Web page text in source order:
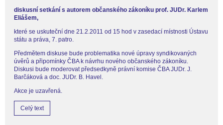
diskusní setkání s autorem občanského zákoníku prof. JUDr. Karlem
Eliášem,
které se uskuteční dne 21.2.2011 od 15 hod v zasedací místnosti Ústavu
státu a práva, 7. patro.
Předmětem diskuse bude problematika nové úpravy syndikovaných
úvěrů a připomínky ČBA k návrhu nového občanského zákoníku.
Diskusi bude moderovat předsedkyně právní komise ČBA JUDr. J.
Barčáková a doc. JUDr. B. Havel.
Akce je uzavřená.
Celý text